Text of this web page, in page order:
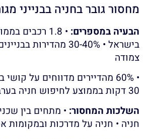
מחסור גובר בחניה בבנייני
הבעיה במספרים:
• 1.8 רכבים
בישראל • 30-40%
צמודה
30 דקות בממוצע לחיפוש חניה בערב
השלכות המחסור: • מתחים בין
חניה • חניה על מדרכות ובמקומות